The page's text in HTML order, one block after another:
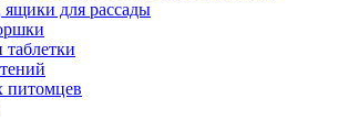
ящики для рассады
питомцев